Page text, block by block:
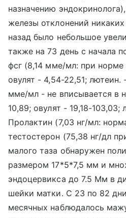
назначению
железы отклонений
назад было небольшое
также на 73 день с начала
фсг (8,14 мме/мл: при
овулят - 4,54-22,51; лютеин.
мме/мл - не вписывается в
10,89; овулят - 19,18-103,03;
Пролактин (7,03 нг/мл:
тестостерон (75,38 нг/дл
малого таза обнаружен
размером 17*5*7,5 мм и
эндоцервикса до 7.5 Мм в
шейки матки. С 23 по 82
месячных наблюдалось